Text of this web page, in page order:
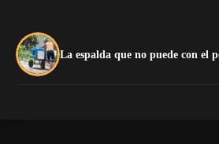
La espalda que no puede con el